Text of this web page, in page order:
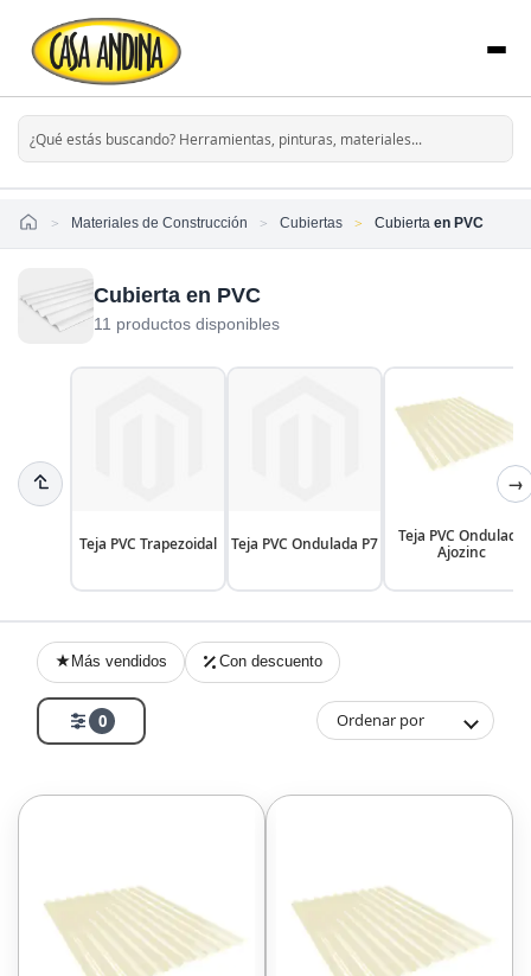
HomeMateriales de Construcción Cubiertas Cubierta en PVC
Cubierta en PVC
11 productos disponibles
Teja PVC Trapezoidal Teja PVC Ondulada P7
Teja PVC Ondulada
Ajozinc
→
Más vendidos Con descuento
0 Ordenar por